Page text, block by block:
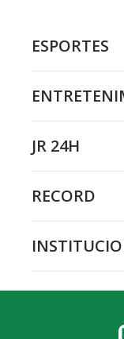
ESPORTES
JR 24H
RECORD